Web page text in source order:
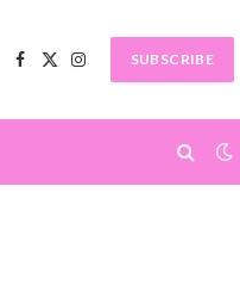
Facebook
X
Instagram
SUBSCRIBE